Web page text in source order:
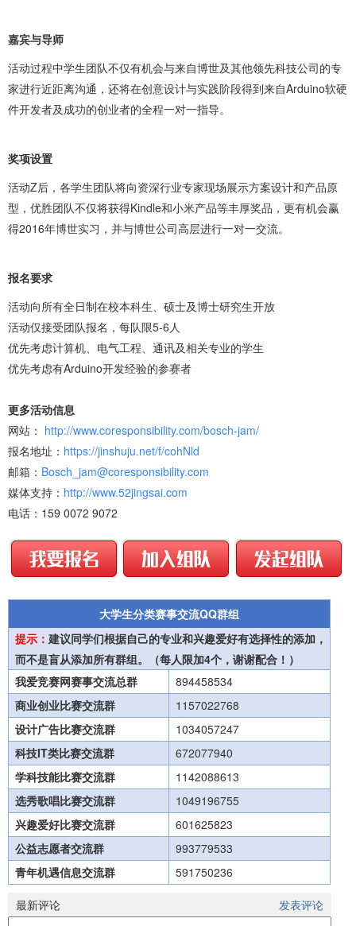
嘉宾与导师
活动过程中学生团队不仅有机会与来自博世及其他领先科技公司的专
家进行近距离沟通，还将在创意设计与实践阶段得到来自Arduino软硬
件开发者及成功的创业者的全程一对一指导。
奖项设置
活动Z后，各学生团队将向资深行业专家现场展示方案设计和产品原
型，优胜团队不仅将获得Kindle和小米产品等丰厚奖品，更有机会赢
得2016年博世实习，并与博世公司高层进行一对一交流。
报名要求
活动向所有全日制在校本科生、硕士及博士研究生开放
活动仅接受团队报名，每队限5-6人
优先考虑计算机、电气工程、通讯及相关专业的学生
优先考虑有Arduino开发经验的参赛者
更多活动信息
网站： http://www.coresponsibility.com/bosch-jam/
报名地址： https://jinshuju.net/f/cohNld
邮箱： Bosch_jam@coresponsibility.com
媒体支持： http://www.52jingsai.com
电话：159 0072 9072
大学生分类赛事交流QQ群组
提示： 建议同学们根据自己的专业和兴趣爱好有选择性的添加，
而不是盲从添加所有群组。（每人限加4个，谢谢配合！）
我爱竞赛网赛事交流总群
894458534
商业创业比赛交流群
1157022768
设计广告比赛交流群
1034057247
科技IT类比赛交流群
672077940
学科技能比赛交流群
1142088613
选秀歌唱比赛交流群
1049196755
兴趣爱好比赛交流群
601625823
公益志愿者交流群
993779533
青年机遇信息交流群
591750236
发表评论
最新评论